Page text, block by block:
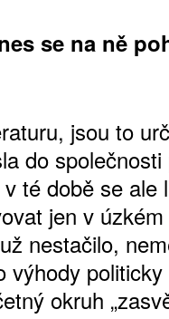
se na ně
jsou to
do
té době se ale
jen v
nestačilo,
okruh